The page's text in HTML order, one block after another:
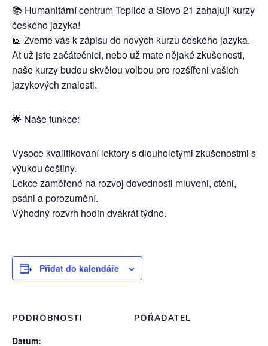
📚 Humanitární centrum Teplice a Slovo 21 zahajuji kurzy
českého jazyka!
📅 Zveme vás k zápisu do nových kurzu českého jazyka.
At už jste začátečnici, nebo už mate nějaké zkušenosti,
naše kurzy budou skvělou volbou pro rozšířeni vašich
jazykových znalosti.
🌟 Naše funkce:
Vysoce kvalifikovaní lektory s dlouholetými zkušenostmi s
výukou češtiny.
Lekce zaměřené na rozvoj dovednosti mluveni, ctěni,
psáni a porozumění.
Výhodný rozvrh hodin dvakrát týdne.
Přidat do kalendáře
PODROBNOSTI
Datum:
POŘADATEL